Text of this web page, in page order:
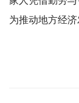
为推动地方经济